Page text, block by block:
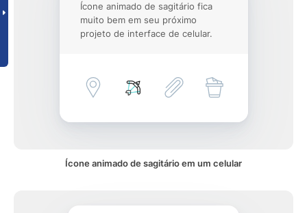
Ícone animado de sagitário fica
muito bem em seu próximo
projeto de interface de celular.
Ícone animado de sagitário em um celular